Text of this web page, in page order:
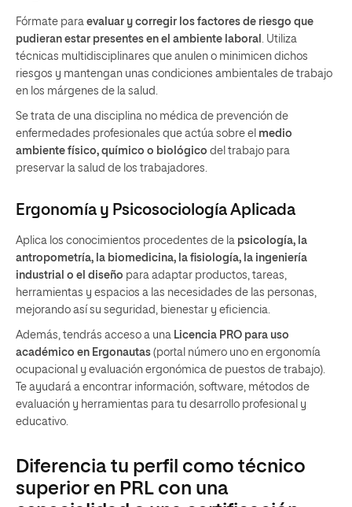
Fórmate para evaluar y corregir los factores de riesgo que
pudieran estar presentes en el ambiente laboral . Utiliza
técnicas multidisciplinares que anulen o minimicen dichos
riesgos y mantengan unas condiciones ambientales de trabajo
en los márgenes de la salud.
Se trata de una disciplina no médica de prevención de
enfermedades profesionales que actúa sobre el medio
ambiente físico, químico o biológico del trabajo para
preservar la salud de los trabajadores.
Ergonomía y Psicosociología Aplicada
Aplica los conocimientos procedentes de la psicología, la
antropometría, la biomedicina, la fisiología, la ingeniería
industrial o el diseño para adaptar productos, tareas,
herramientas y espacios a las necesidades de las personas,
mejorando así su seguridad, bienestar y eficiencia.
Además, tendrás acceso a una Licencia PRO para uso
académico en Ergonautas (portal número uno en ergonomía
ocupacional y evaluación ergonómica de puestos de trabajo).
Te ayudará a encontrar información, software, métodos de
evaluación y herramientas para tu desarrollo profesional y
educativo.
Diferencia tu perfil como técnico
superior en PRL con una